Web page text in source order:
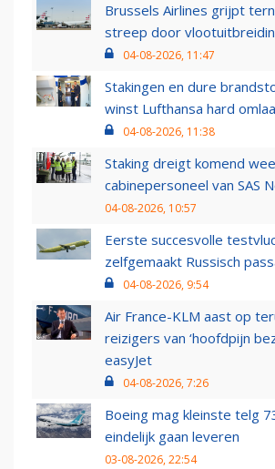
Brussels Airlines grijpt
streep door
04-08-2026, 11:47
Stakingen en dure
winst Lufthansa hard
04-08-2026, 11:38
Staking dreigt komend
cabinepersoneel van SAS
04-08-2026, 10:57
Eerste succesvolle
zelfgemaakt Russisch
04-08-2026, 9:54
Air France-KLM aast op
reizigers van ‘hoofdpijn
easyJet
04-08-2026, 7:26
Boeing mag kleinste telg
eindelijk gaan leveren
03-08-2026, 22:54